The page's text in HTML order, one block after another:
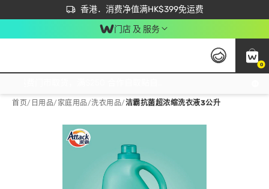
香港．消费净值满HK$399免运费
立即成为易赏钱会员尽享独家优惠
首次APP下单买满$450 输入 NEWAPP 即减$50
门店 及 服务
0
首页/ 日用品/ 家庭用品/洗衣用品/洁霸抗菌超浓缩洗衣液3公升